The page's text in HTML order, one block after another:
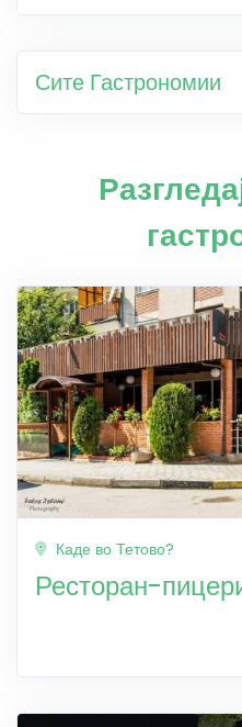
Сите Гастрономии
Каде во Тетово?
Ресторан-